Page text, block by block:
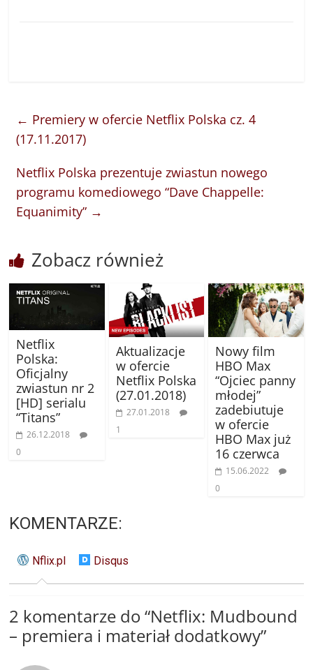
← Premiery w ofercie Netflix Polska cz. 4
(17.11.2017)
Netflix Polska prezentuje zwiastun nowego
programu komediowego “Dave Chappelle:
Equanimity” →
Zobacz również
Netflix
Polska:
Oficjalny
zwiastun nr 2
[HD] serialu
“Titans”
26.12.2018
0
Aktualizacje
w ofercie
Netflix Polska
(27.01.2018)
27.01.2018
1
Nowy film
HBO Max
“Ojciec panny
młodej”
zadebiutuje
w ofercie
HBO Max już
16 czerwca
15.06.2022
0
KOMENTARZE:
Nflix.pl Disqus
2 komentarze do “Netflix: Mudbound
– premiera i materiał dodatkowy”